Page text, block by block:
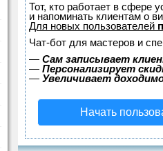
Тот, кто работает в сфере
и напоминать клиентам о
Для новых пользователей
Чат-бот для мастеров и
— Сам записывает
— Персонализирует
— Увеличивает
Начать